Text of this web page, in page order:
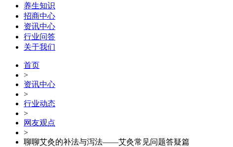
养生知识
招商中心
资讯中心
行业问答
关于我们
首页
>
资讯中心
>
行业动态
>
网友观点
>
聊聊艾灸的补法与泻法——艾灸常见问题答疑篇